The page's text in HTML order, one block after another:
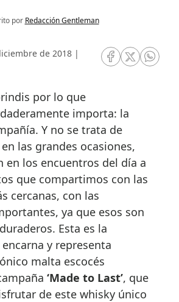
por Redacción Gentleman
de 2018 |
RRSS Facebook
RRSSRRSS
importa: la
Y no se trata de
las grandes ocasiones,
en los encuentros del día a
que compartimos con las
cercanas, con las
ya que esos son
Esta es la
y representa
malta escocés
‘Made to Last’, que
de este whisky único